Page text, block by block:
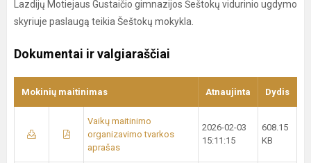
Lazdijų Motiejaus Gustaičio gimnazijos Šeštokų vidurinio ugdymo
skyriuje paslaugą teikia Šeštokų mokykla.
Dokumentai ir valgiaraščiai
Mokinių maitinimas Atnaujinta Dydis
Vaikų maitinimo
organizavimo tvarkos
aprašas
2026-02-03
15:11:15
608.15
KB